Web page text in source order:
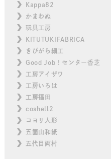
Kappa82
かまわぬ
玩具工房
KITUTUKIFABRICA
きびがら細工
Good Job！センター香芝
工房アイザワ
工房いろは
工房福田
coshell2
コヨリ人形
五箇山和紙
五代目両村